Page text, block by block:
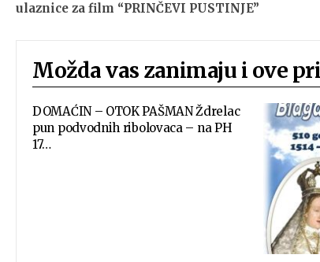
ulaznice za film “PRINČEVI PUSTINJE”
Možda vas zanimaju i ove
DOMAĆIN – OTOK PAŠMAN Ždrelac
pun podvodnih ribolovaca – na PH
17…